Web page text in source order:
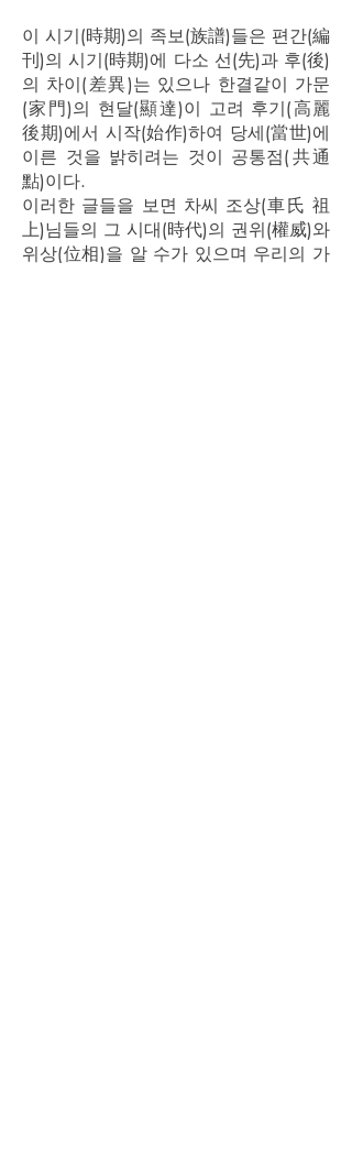
이 시기(時期)의 족보(族譜)들은 편간(編
刊)의 시기(時期)에 다소 선(先)과 후(後)
의 차이(差異)는 있으나 한결같이 가문
(家門)의 현달(顯達)이 고려 후기(高麗
後期)에서 시작(始作)하여 당세(當世)에
이른 것을 밝히려는 것이 공통점(共通
點)이다.
이러한 글들을 보면 차씨 조상(車氏 祖
上)님들의 그 시대(時代)의 권위(權威)와
위상(位相)을 알 수가 있으며 우리의 가